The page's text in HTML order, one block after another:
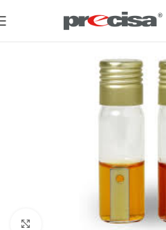
Faceți clic pentru a mări